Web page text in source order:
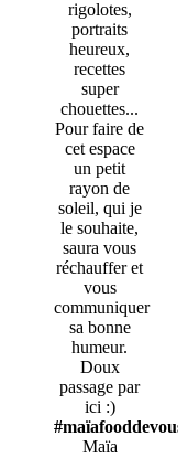
rigolotes,
portraits
heureux,
recettes
super
chouettes...
Pour faire de
cet espace
un petit
rayon de
soleil, qui je
le souhaite,
saura vous
réchauffer et
vous
communiquer
sa bonne
humeur.
Doux
passage par
ici :)
#maïafooddevous
Maïa